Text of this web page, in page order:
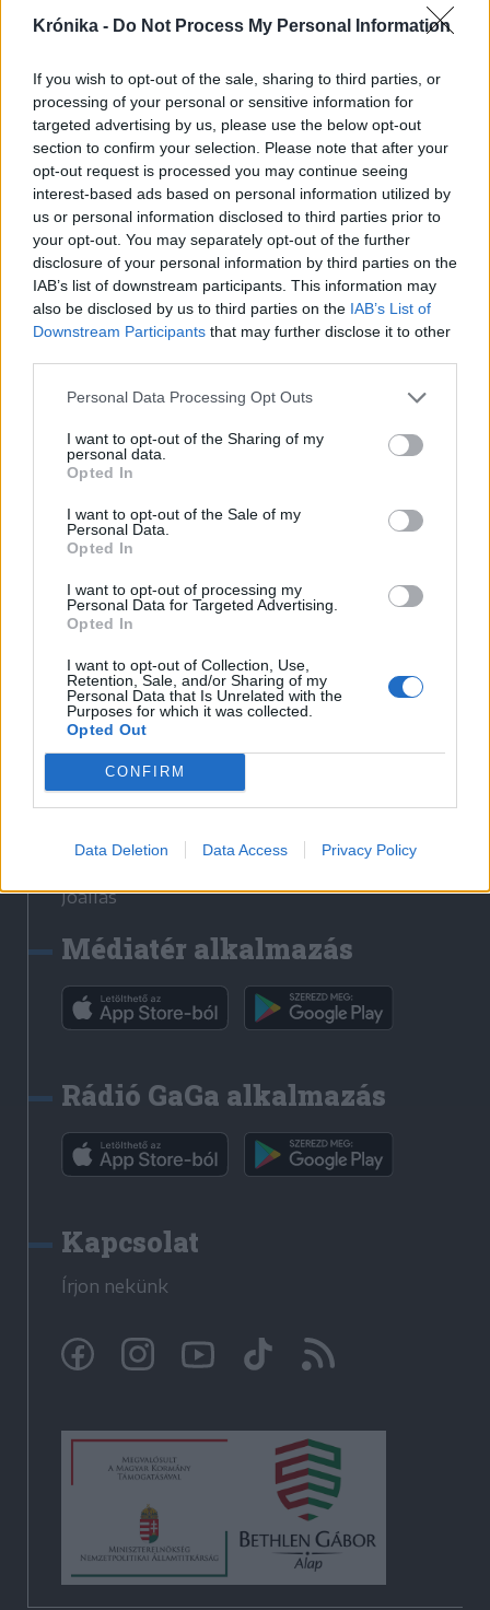
Krónika - Do Not Process My Personal Information
If you wish to opt-out of the sale, sharing to third parties, or
processing of your personal or sensitive information for
targeted advertising by us, please use the below opt-out
section to confirm your selection. Please note that after your
opt-out request is processed you may continue seeing
interest-based ads based on personal information utilized by
us or personal information disclosed to third parties prior to
your opt-out. You may separately opt-out of the further
disclosure of your personal information by third parties on the
IAB’s list of downstream participants. This information may
also be disclosed by us to third parties on the IAB’s List of
Downstream Participants that may further disclose it to other
Personal Data Processing Opt Outs
I want to opt-out of the Sharing of my
personal data.
Opted In
I want to opt-out of the Sale of my
Personal Data.
Opted In
I want to opt-out of processing my
Personal Data for Targeted Advertising.
Opted In
I want to opt-out of Collection, Use,
Retention, Sale, and/or Sharing of my
Personal Data that Is Unrelated with the
Purposes for which it was collected.
Opted Out
CONFIRM
Data Deletion Data Access Privacy Policy
Hasznos
Impresszum
Szerzői jogok
Adatvédelmi tájékoztató
Cookie-kezelési tájékoztató
Nyomtatott lapjaink archívuma
Médiaajánlat
Sütibeállítások
Médiatér
Székely Sport
Liget
Bihari Napló
Erdélyi Napló
Főtér
Jóállás
Médiatér alkalmazás
Rádió GaGa alkalmazás
Kapcsolat
Írjon nekünk